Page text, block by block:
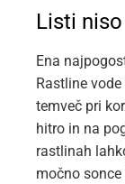
Listi
Ena
Rastline
temveč pri
hitro in na
rastlinah
močno